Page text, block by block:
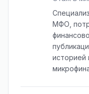
МФО,